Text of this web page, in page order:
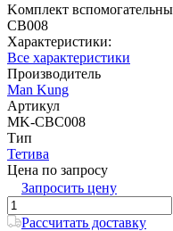
Kомплект
CB008
Характеристики:
Все характеристики
Производитель
Man Kung
Артикул
MK-CBC008
Тип
Тетива
Цена по запросу
Запросить цену
Рассчитать доставку